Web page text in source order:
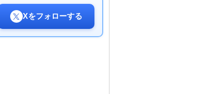
Xをフォローする